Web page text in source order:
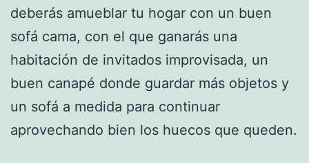
deberás amueblar tu hogar con un buen
sofá cama, con el que ganarás una
habitación de invitados improvisada, un
buen canapé donde guardar más objetos y
un sofá a medida para continuar
aprovechando bien los huecos que queden.